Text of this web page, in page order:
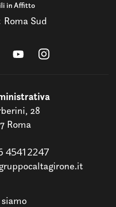
in Affitto
Roma Sud
28
Roma
45412247